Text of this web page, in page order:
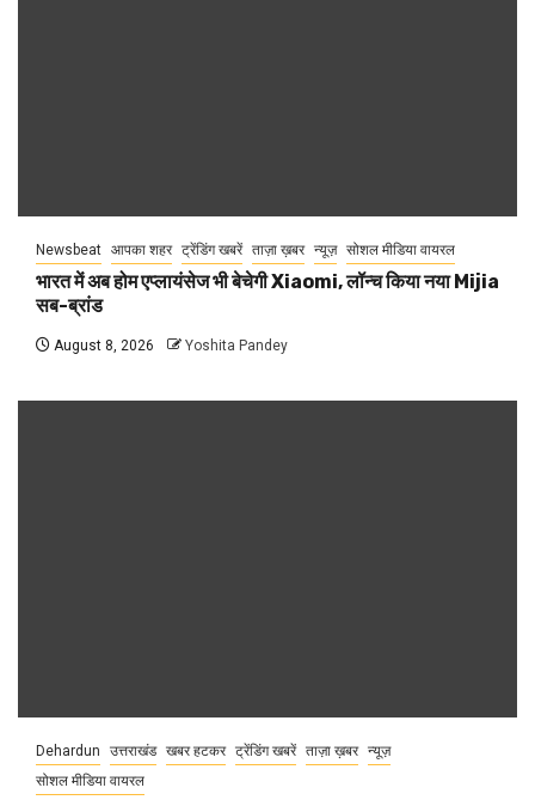
Newsbeat आपका शहर ट्रेंडिंग खबरें ताज़ा ख़बर न्यूज़ सोशल मीडिया वायरल
भारत में अब होम एप्लायंसेज भी बेचेगी Xiaomi, लॉन्च किया नया Mijia
सब-ब्रांड
August 8, 2026 Yoshita Pandey
Dehardun उत्तराखंड खबर हटकर ट्रेंडिंग खबरें ताज़ा ख़बर न्यूज़
सोशल मीडिया वायरल